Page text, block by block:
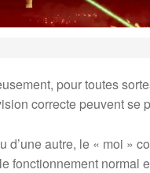
pour toutes
correcte peuvent se
d’une autre, le « moi »
fonctionnement normal